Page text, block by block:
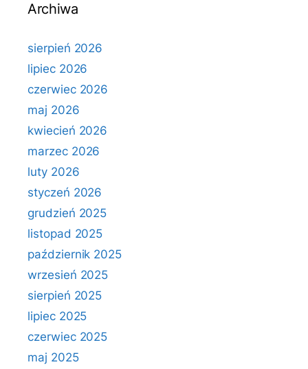
Archiwa
sierpień 2026
lipiec 2026
czerwiec 2026
maj 2026
kwiecień 2026
marzec 2026
luty 2026
styczeń 2026
grudzień 2025
listopad 2025
październik 2025
wrzesień 2025
sierpień 2025
lipiec 2025
czerwiec 2025
maj 2025